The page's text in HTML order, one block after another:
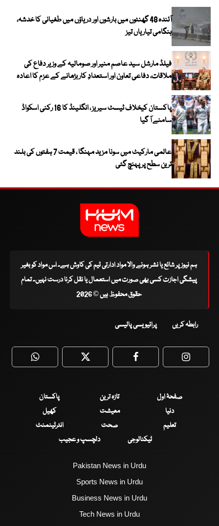
آئندہ 48 گھنٹوں میں بارشوں اور دریاؤں میں طغیانی کا خدشہ،
ہنگامی تیاریاں تیز
فیلڈ مارشل سید عاصم منیر اور صومالیہ کے وزیر دفاع کی
ملاقات، دفاعی تعاون اور استعدادِ کار بڑھانے کے عزم کا اعادہ
پاکستان کیخلاف ٹیسٹ سیریز ، انگلینڈ کا 16 رکنی اسکواڈ
سامنے آ گیا
عالمی مارکیٹ میں سونا مزید مہنگا ، قیمت 7 ہفتوں کی بلند
ترین سطح پر پہنچ گئی
ہم نیوز پر شائع یا نشر ہونے والا مواد ادارتی ٹیم کی کاوش ہے۔ اس مواد کو بغیر
پیشگی اجازت کسی بھی صورت میں استعمال یا نقل کرنا درست نہیں۔ تمام
حقوق محفوظ ہیں © 2026
رابطہ کریں پرائیویسی پالیسی
WhatsApp Twitter Facebook
صفحۂ اول تازہ ترین
پاکستان
دنیا
معیشت
کھیل
تعلیم
صحت
انٹرٹینمنٹ
ٹیکنالوجی
دلچسپ و عجیب
Pakistan News in Urdu
Sports News in Urdu
Business News in Urdu
Tech News in Urdu